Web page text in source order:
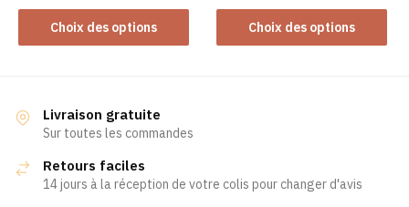
produit
Choix des options
Ce
produit
variations.
Les
peuvent
Choix des options
produit
a
être
Livraison gratuite
Sur toutes les commandes
Retours faciles
14 jours à la réception de votre colis pour changer d'avis